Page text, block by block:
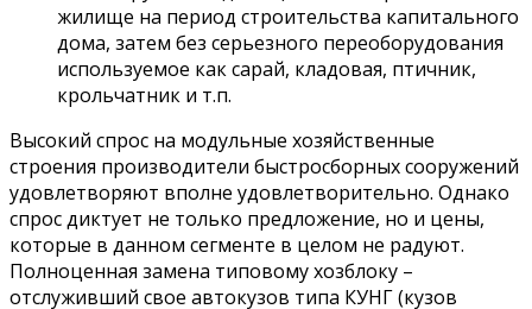
жилище на период строительства капитального
дома, затем без серьезного переоборудования
используемое как сарай, кладовая, птичник,
крольчатник и т.п.
Высокий спрос на модульные хозяйственные
строения производители быстросборных сооружений
удовлетворяют вполне удовлетворительно. Однако
спрос диктует не только предложение, но и цены,
которые в данном сегменте в целом не радуют.
Полноценная замена типовому хозблоку –
отслуживший свое автокузов типа КУНГ (кузов